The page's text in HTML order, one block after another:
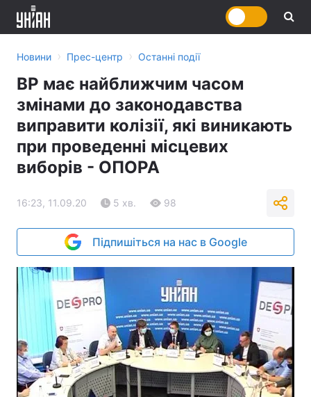
Новини › Прес-центр › Останні події
ВР має найближчим часом
змінами до законодавства
виправити колізії, які виникають
при проведенні місцевих
виборів - ОПОРА
16:23, 11.09.20 5 хв. 98
Підпишіться на нас в Google